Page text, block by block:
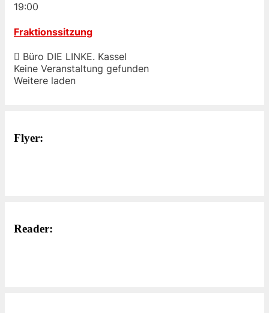
19:00
Fraktionssitzung
Büro DIE LINKE. Kassel
Keine Veranstaltung gefunden
Weitere laden
Flyer:
Reader: